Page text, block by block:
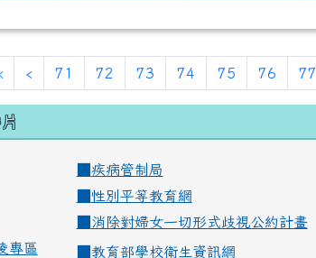
‹ 71 72 73 74 75 76 77
疾病管制局
性別平等教育網
消除對婦女一切形式歧視公約計畫
專區
教育部學校衛生資訊網